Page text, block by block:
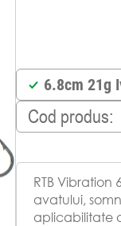
6.8cm 21g
Cod produs:
RTB
avatului,
aplicabilitate